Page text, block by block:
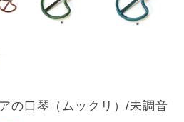
の口琴（ムックリ）/未調音